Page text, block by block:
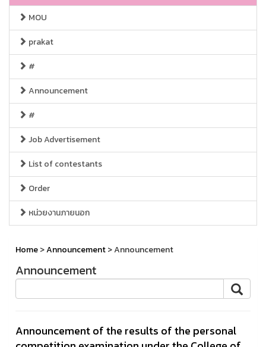
MOU
prakat
#
Announcement
#
Job Advertisement
List of contestants
Order
หน่วยงานภายนอก
Home>Announcement> Announcement
Announcement
Announcement of the results of the personal